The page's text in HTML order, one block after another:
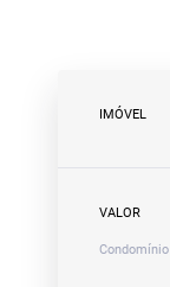
IMÓVEL
VALOR
Condomínio